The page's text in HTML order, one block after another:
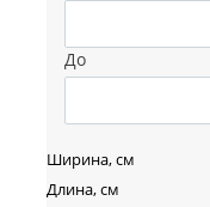
До
Ширина, см
Длина, см